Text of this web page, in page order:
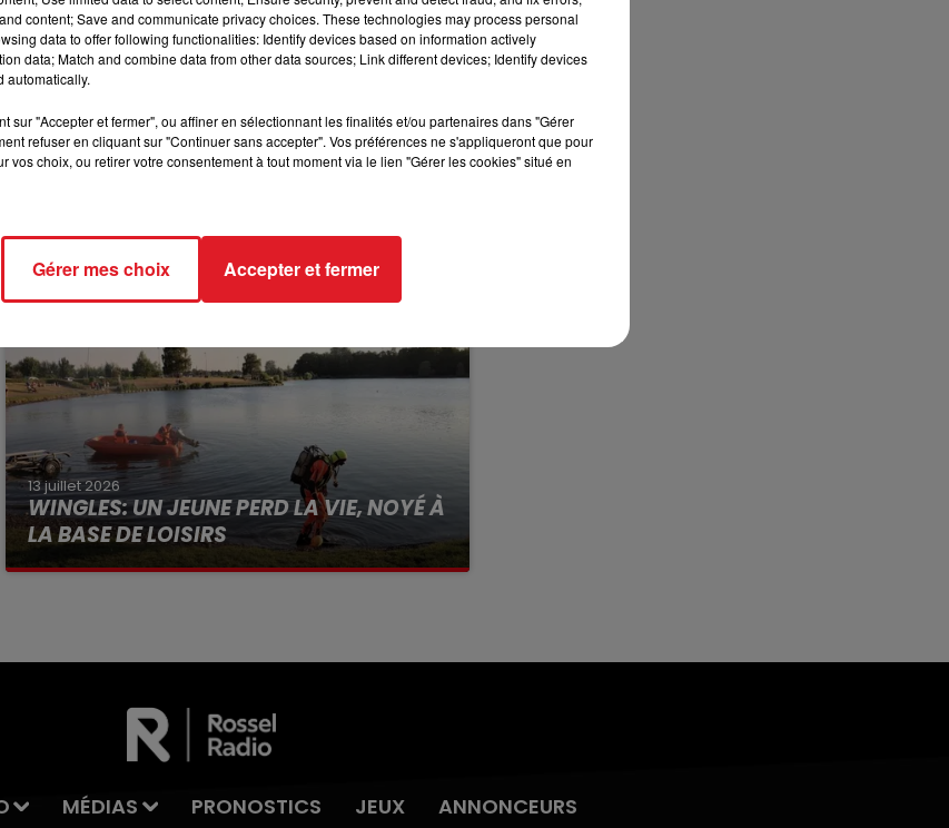
Harnes, Hénin-Beaumont, Lens, Liévin,
Stella-Plage, Touquet-Paris-Plage.
Aire-sur-la-Lys, Arques, Blendecques, Hallines,
13 juillet 2026
WINGLES: UN JEUNE PERD LA VIE, NOYÉ À
LA BASE DE LOISIRS
La victime a coulé à pic
MÉDIAS PRONOSTICS JEUX ANNONCEURS
content; Save and communicate privacy choices. These technologies may process personal
data to offer following functionalities: Identify devices based on information actively
data; Match and combine data from other data sources; Link different devices; Identify devices
automatically.
sur "Accepter et fermer", ou affiner en sélectionnant les finalités et/ou partenaires dans "Gérer
refuser en cliquant sur "Continuer sans accepter". Vos préférences ne s'appliqueront que pour
vos choix, ou retirer votre consentement à tout moment via le lien "Gérer les cookies" situé en
Gérer mes choix Accepter et fermer